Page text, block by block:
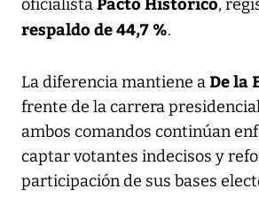
oficialista ,
respaldo de 44,7 %.
La diferencia mantiene a De la
frente de la carrera
ambos comandos continúan
captar votantes indecisos y
participación de sus bases